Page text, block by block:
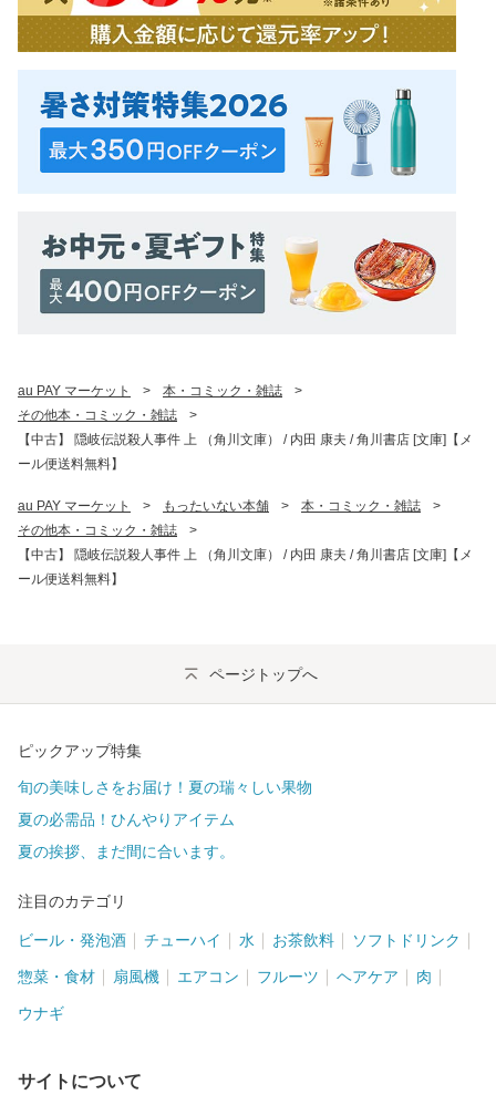
au PAY マーケット > 本・コミック・雑誌
>
その他本・コミック・雑誌
>
【中古】 隠岐伝説殺人事件 上 （角川文庫） / 内田 康夫 / 角川書店 [文庫]【メ
ール便送料無料】
au PAY マーケット > もったいない本舗 > 本・コミック・雑誌
>
その他本・コミック・雑誌
>
【中古】 隠岐伝説殺人事件 上 （角川文庫） / 内田 康夫 / 角川書店 [文庫]【メ
ール便送料無料】
ページトップへ
ピックアップ特集
旬の美味しさをお届け！夏の瑞々しい果物
夏の必需品！ひんやりアイテム
夏の挨拶、まだ間に合います。
注目のカテゴリ
ビール・発泡酒 チューハイ 水 お茶飲料 ソフトドリンク
惣菜・食材 扇風機 エアコン フルーツ ヘアケア 肉
ウナギ
サイトについて